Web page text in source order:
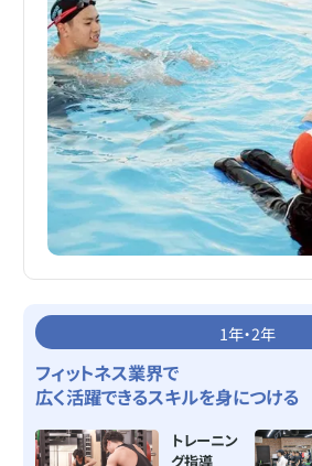
1年・2年
フィットネス業界で
広く活躍できるスキルを身につける
トレーニン
グ指導